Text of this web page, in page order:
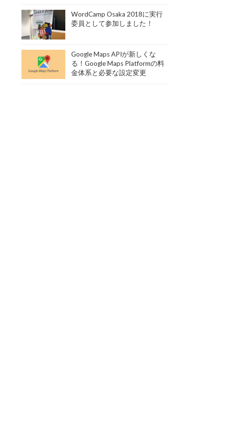
WordCamp Osaka 2018に実行
委員として参加しました！
Google Maps APIが新しくな
る！Google Maps Platformの料
金体系と必要な設定変更